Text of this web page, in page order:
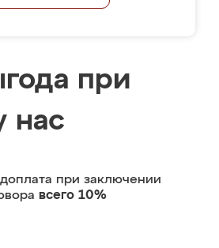
при
нас
при заключении
всего 10%